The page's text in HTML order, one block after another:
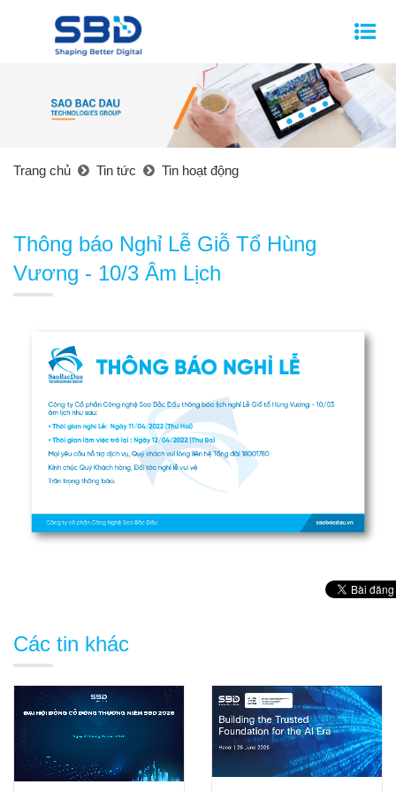
Trang chủ Tin tức Tin hoạt động
Thông báo Nghỉ Lễ Giỗ Tổ Hùng
Vương - 10/3 Âm Lịch
Các tin khác